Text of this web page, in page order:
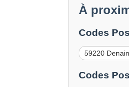
À
Codes
59220 Denain
Codes